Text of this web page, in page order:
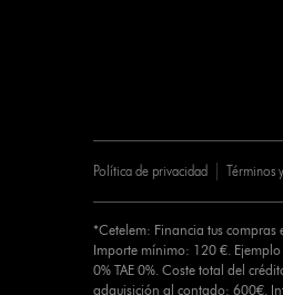
Política de privacidad Términos
*Cetelem: Financia tus compras
Importe mínimo: 120 €.
0% TAE 0%. Coste total del
adquisición al contado: 600€.